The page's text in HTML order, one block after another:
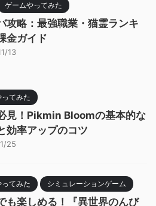
ゲームやってみた
攻略：最強職業・猫霊ランキ
金ガイド
13
てみた
見！Pikmin Bloomの基本的な
効率アップのコツ
25
てみた シミュレーションゲーム
も楽しめる！『異世界のんび